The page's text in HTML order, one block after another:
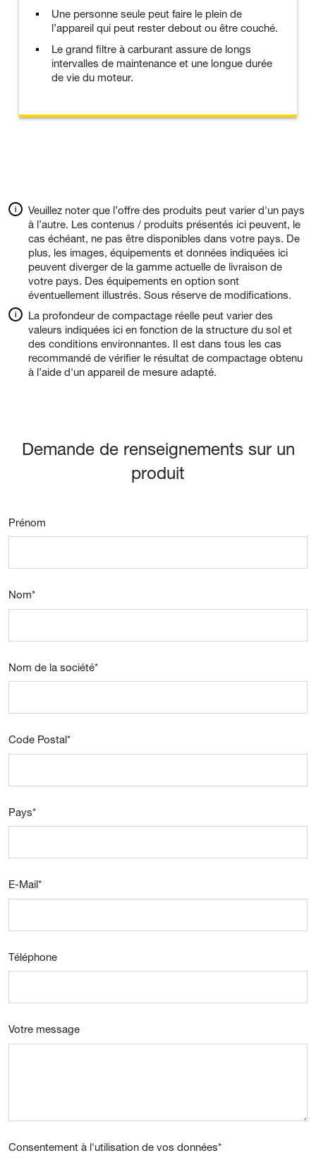
Une personne seule peut faire le plein de
l’appareil qui peut rester debout ou être couché.
Le grand filtre à carburant assure de longs
intervalles de maintenance et une longue durée
de vie du moteur.
Veuillez noter que l’offre des produits peut varier d'un pays
à l’autre. Les contenus / produits présentés ici peuvent, le
cas échéant, ne pas être disponibles dans votre pays. De
plus, les images, équipements et données indiquées ici
peuvent diverger de la gamme actuelle de livraison de
votre pays. Des équipements en option sont
éventuellement illustrés. Sous réserve de modifications.
La profondeur de compactage réelle peut varier des
valeurs indiquées ici en fonction de la structure du sol et
des conditions environnantes. Il est dans tous les cas
recommandé de vérifier le résultat de compactage obtenu
à l’aide d'un appareil de mesure adapté.
Demande de renseignements sur un
produit
Prénom
Nom*
Nom de la société*
Code Postal*
Pays*
E-Mail*
Téléphone
Votre message
Consentement à l'utilisation de vos données*